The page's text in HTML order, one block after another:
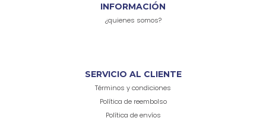
INFORMACIÓN
¿quienes somos?
SERVICIO AL CLIENTE
Términos y condiciones
Política de reembolso
Política de envíos